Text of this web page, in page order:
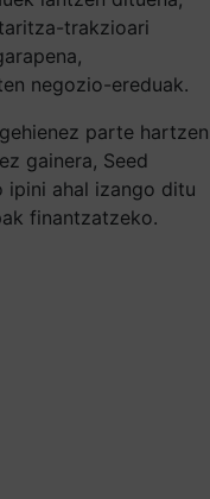
trakzioari
negozio-ereduak.
parte hartzen
gainera, Seed
ipini ahal izango ditu
finantzatzeko.